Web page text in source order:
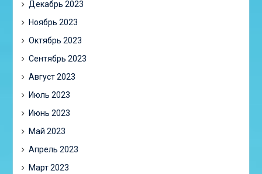
Декабрь 2023
Ноябрь 2023
Октябрь 2023
Сентябрь 2023
Август 2023
Июль 2023
Июнь 2023
Май 2023
Апрель 2023
Март 2023